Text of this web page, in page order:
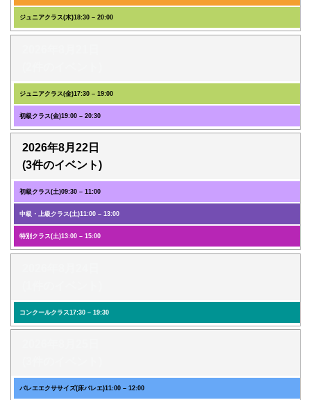
ジュニアクラス(木)18:30 – 20:00
ジュニアクラス(金)17:30 – 19:00
初級クラス(金)19:00 – 20:30
2026年8月22日
(3件のイベント)
初級クラス(土)09:30 – 11:00
中級・上級クラス(土)11:00 – 13:00
特別クラス(土)13:00 – 15:00
コンクールクラス17:30 – 19:30
バレエエクササイズ(床バレエ)11:00 – 12:00